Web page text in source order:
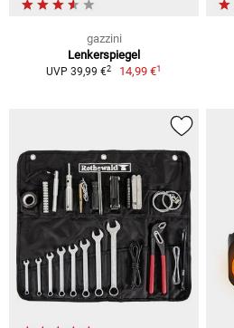
gazzini
Lenkerspiegel
UVP 39,99 €2 14,99 €1